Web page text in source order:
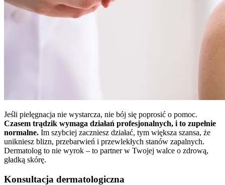
Jeśli pielęgnacja nie wystarcza, nie bój się poprosić o pomoc.
Czasem trądzik wymaga działań profesjonalnych, i to zupełnie
normalne. Im szybciej zaczniesz działać, tym większa szansa, że
unikniesz blizn, przebarwień i przewlekłych stanów zapalnych.
Dermatolog to nie wyrok – to partner w Twojej walce o zdrową,
gładką skórę.
Konsultacja dermatologiczna